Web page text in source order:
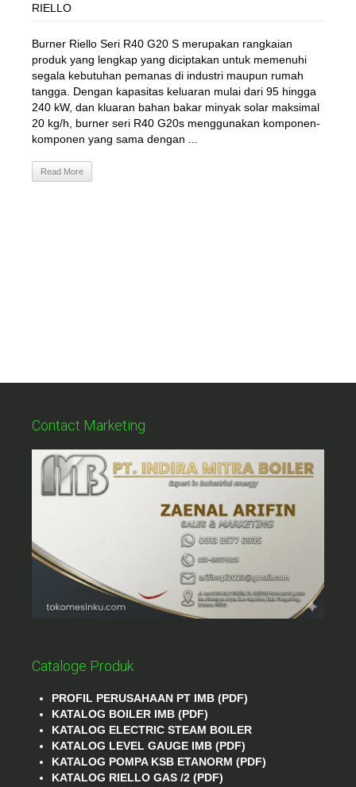
RIELLO
Burner Riello Seri R40 G20 S merupakan rangkaian
produk yang lengkap yang diciptakan untuk memenuhi
segala kebutuhan pemanas di industri maupun rumah
tangga. Dengan kapasitas keluaran mulai dari 95 hingga
240 kW, dan kluaran bahan bakar minyak solar maksimal
20 kg/h, burner seri R40 G20s menggunakan komponen-
komponen yang sama dengan ...
Read More
Contact Marketing
Cataloge Produk
PROFIL PERUSAHAAN PT IMB (PDF)
KATALOG BOILER IMB (PDF)
KATALOG ELECTRIC STEAM BOILER
KATALOG LEVEL GAUGE IMB (PDF)
KATALOG POMPA KSB ETANORM (PDF)
KATALOG RIELLO GAS /2 (PDF)